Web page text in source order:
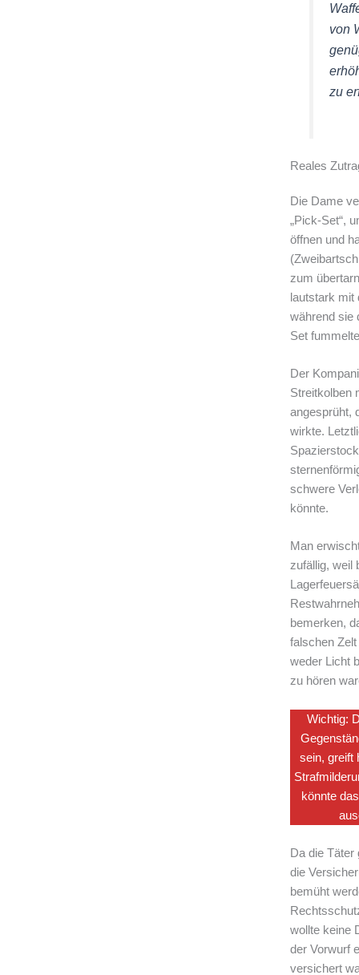
von
zu
Reales
Die Dame
„Pick-Set“,
öffnen und
zum
lautstark mit
während sie
Set
Der
Streitkolben
angesprüht,
wirkte.
schwere
könnte.
Man
zufällig, weil
bemerken,
falschen
weder Licht
zu hören
Wichtig:
sein, greift
könnte
Da die
die
bemüht
wollte keine
der Vorwurf
versichert